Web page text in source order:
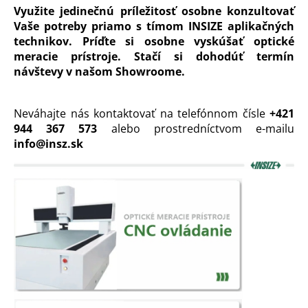
Využite jedinečnú príležitosť osobne konzultovať
Vaše potreby priamo s tímom INSIZE aplikačných
technikov. Príďte si osobne vyskúšať optické
meracie prístroje. Stačí si dohodúť termín
návštevy v našom Showroome.
Neváhajte nás kontaktovať na telefónnom čísle+421
944 367 573 alebo prostredníctvom e-mailu
info@insz.sk
á
j
s
ť
d
p
ú